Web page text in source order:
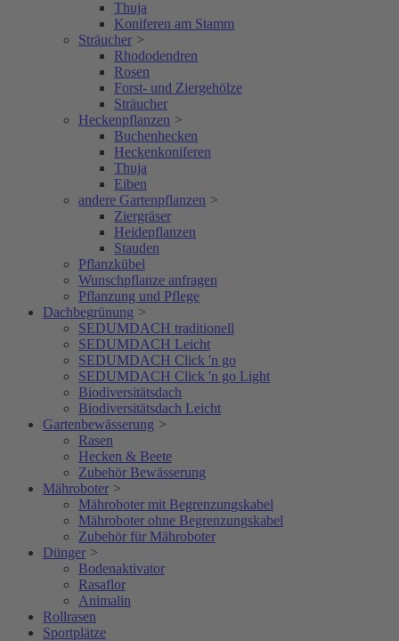
Thuja
Koniferen am Stamm
Sträucher >
Rhododendren
Rosen
Forst- und Ziergehölze
Sträucher
Heckenpflanzen >
Buchenhecken
Heckenkoniferen
Thuja
Eiben
andere Gartenpflanzen >
Ziergräser
Heidepflanzen
Stauden
Pflanzkübel
Wunschpflanze anfragen
Pflanzung und Pflege
Dachbegrünung >
SEDUMDACH traditionell
SEDUMDACH Leicht
SEDUMDACH Click 'n go
SEDUMDACH Click 'n go Light
Biodiversitätsdach
Biodiversitätsdach Leicht
Gartenbewässerung >
Rasen
Hecken & Beete
Zubehör Bewässerung
Mähroboter >
Mähroboter mit Begrenzungskabel
Mähroboter ohne Begrenzungskabel
Zubehör für Mähroboter
Dünger >
Bodenaktivator
Rasaflor
Animalin
Rollrasen
Sportplätze